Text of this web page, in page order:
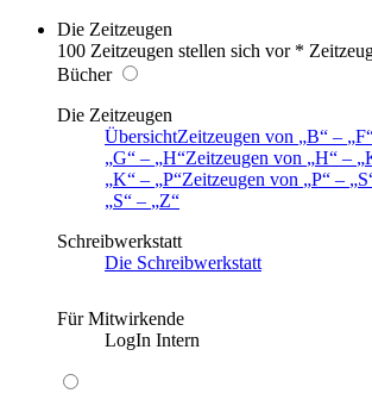
Die Zeitzeugen
100 Zeitzeugen stellen sich vor *
Bücher
Die Zeitzeugen
ÜbersichtZeitzeugen von B – F
G
– H Zeitzeugen von H –
K
– P Zeitzeugen von P – S
S
–
Z
Schreibwerkstatt
Die Schreibwerkstatt
Für Mitwirkende
LogIn Intern